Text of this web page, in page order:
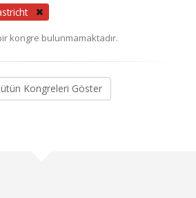
kongre bulunmamaktadır.
Kongreleri Göster